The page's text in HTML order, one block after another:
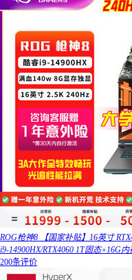
ROG枪神8 【国家补贴】16英寸
i9-14900HX/RTX4060 1T固态+16G
200条评价